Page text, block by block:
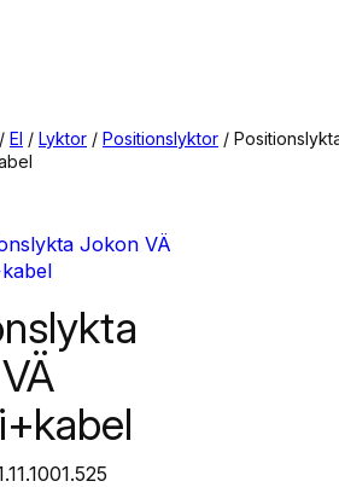
/ El / Lyktor / Positionslyktor /